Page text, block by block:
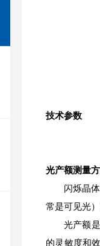
技术参数
光产额测量
闪烁晶
常是可见光
光产额
的灵敏度和